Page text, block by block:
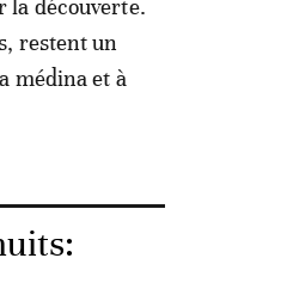
la découverte.
restent un
médina et à